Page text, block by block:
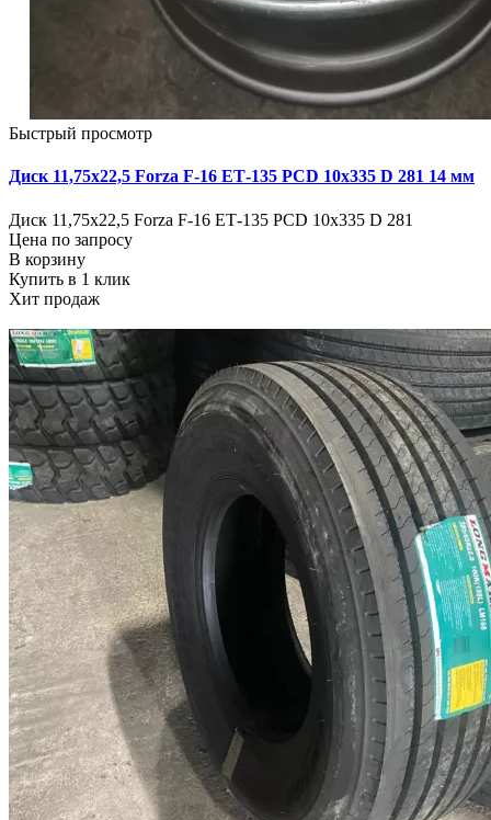
Быстрый просмотр
Диск 11,75х22,5 Forza F-16 ЕТ-135 PCD 10х335 D 281 14 мм
Диск 11,75х22,5 Forza F-16 ЕТ-135 PCD 10х335 D 281
Цена по запросу
В корзину
Купить в 1 клик
Хит продаж